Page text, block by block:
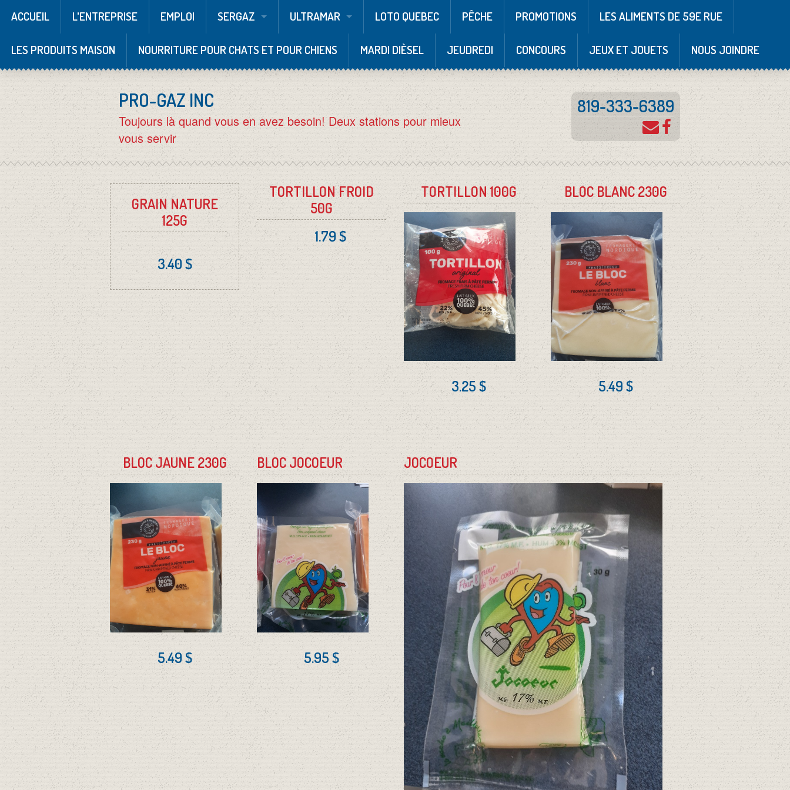
ACCUEIL L'ENTREPRISE EMPLOI SERGAZ ULTRAMAR LOTO QUEBEC PÊCHE PROMOTIONS LES ALIMENTS DE 59E RUE
LES PRODUITS MAISON NOURRITURE POUR CHATS ET POUR CHIENS MARDI DIÈSEL JEUDREDI CONCOURS JEUX ET JOUETS NOUS JOINDRE
PRO-GAZ INC
Toujours là quand vous en avez besoin! Deux stations pour mieux
vous servir
819-333-6389
GRAIN NATURE
125G
3.40 $
TORTILLON FROID
50G
1.79 $
TORTILLON 100G
3.25 $
BLOC BLANC 230G
5.49 $
BLOC JAUNE 230G
5.49 $
BLOC JOCOEUR
5.95 $
JOCOEUR